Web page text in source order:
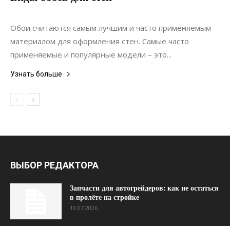
Обои считаются самым лучшим и часто применяемым
материалом для оформления стен. Самые часто
применяемые и популярные модели – это...
Узнать больше
ВЫБОР РЕДАКТОРА
Запчасти для автогрейдеров: как не остаться
в пролёте на стройке
19.07.2026